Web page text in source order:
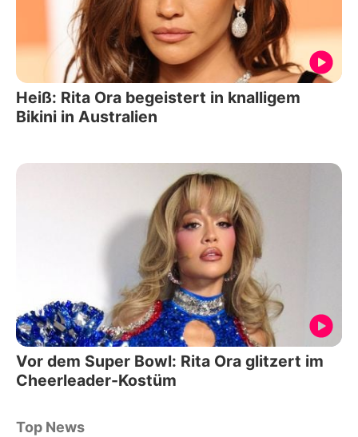
Heiß: Rita Ora begeistert in knalligem
Bikini in Australien
Vor dem Super Bowl: Rita Ora glitzert im
Cheerleader-Kostüm
Top News